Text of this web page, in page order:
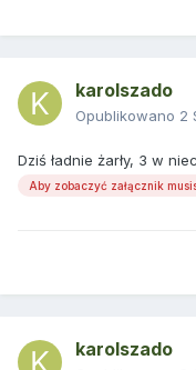
karolszado
Opublikowano 2
Dziś ładnie żarły, 3 w
Aby zobaczyć załącznik
karolszado